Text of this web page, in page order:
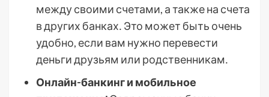
между своими счетами, а также на счета
в других банках․ Это может быть очень
удобно, если вам нужно перевести
деньги друзьям или родственникам․
Онлайн-банкинг и мобильное